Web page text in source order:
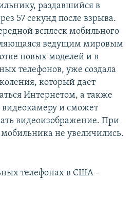
раздавшийся в
57 секунд после взрыва.
всплеск мобильного
ведущим мировым
новых моделей и в
телефонов, уже создала
который дает
Интернетом, а также
и сможет
видеоизображение. При
не увеличились.
телефонах в США -